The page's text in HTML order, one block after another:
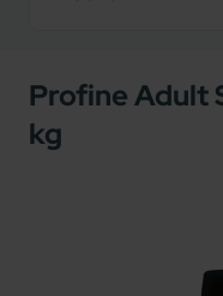
Profine Adult
kg